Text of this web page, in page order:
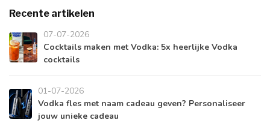
Recente artikelen
07-07-2026
Cocktails maken met Vodka: 5x heerlijke Vodka
cocktails
01-07-2026
Vodka fles met naam cadeau geven? Personaliseer
jouw unieke cadeau